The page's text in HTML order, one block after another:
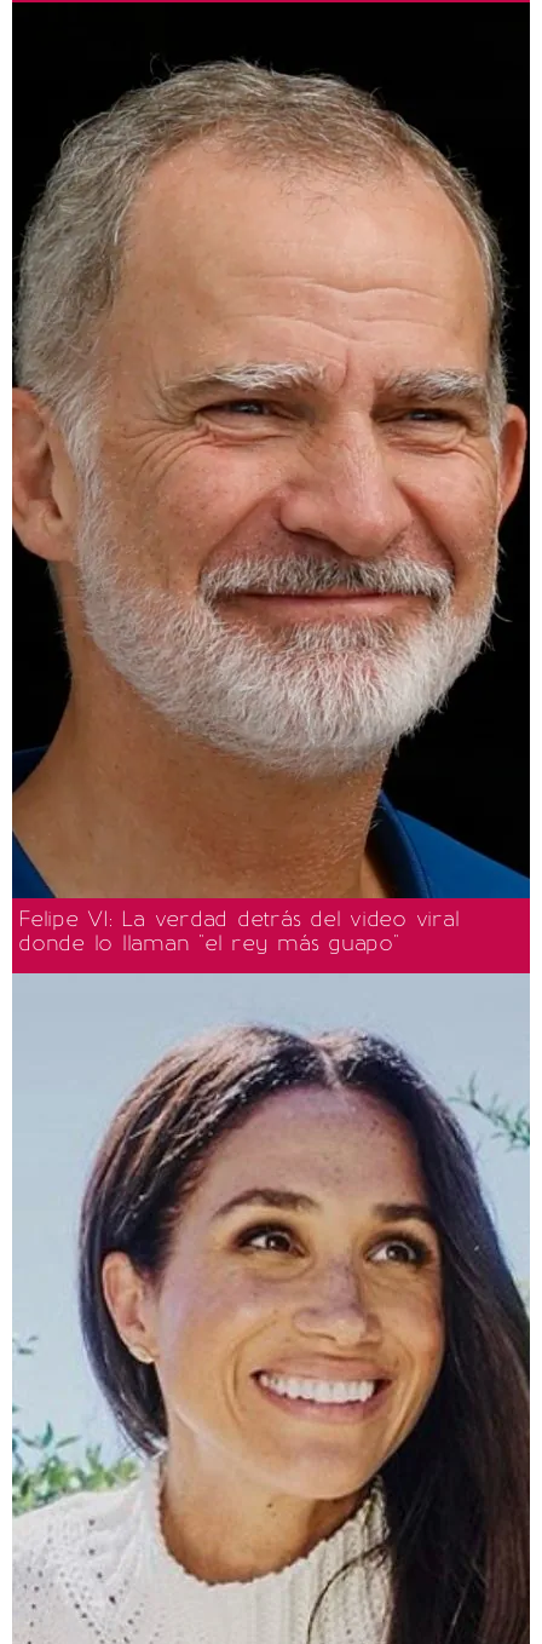
Felipe VI: La verdad detrás del video viral
donde lo llaman "el rey más guapo"